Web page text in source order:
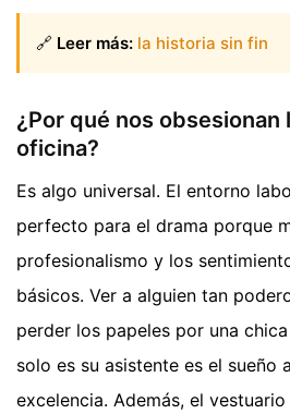
🔗 Leer más: la historia sin fin
¿Por qué nos obsesionan
oficina?
Es algo universal. El entorno
perfecto para el drama porque
profesionalismo y los
básicos. Ver a alguien tan
perder los papeles por una
solo es su asistente es el sueño
excelencia. Además, el